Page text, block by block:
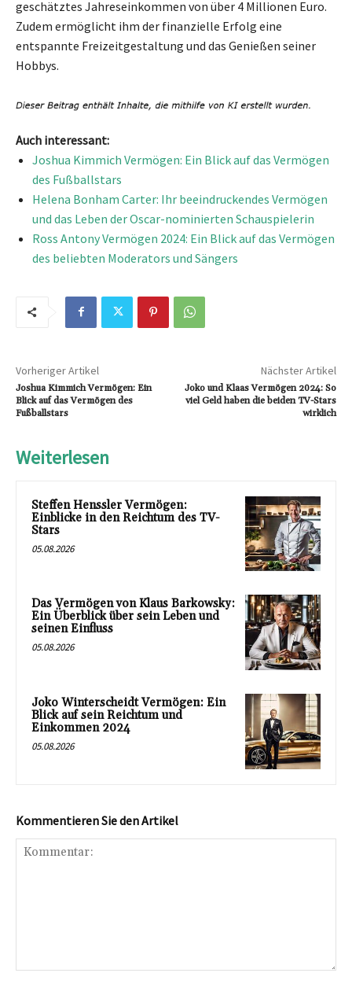
geschätztes Jahreseinkommen von über 4 Millionen Euro.
Zudem ermöglicht ihm der finanzielle Erfolg eine
entspannte Freizeitgestaltung und das Genießen seiner
Hobbys.
Auch interessant:
Joshua Kimmich Vermögen: Ein Blick auf das Vermögen
des Fußballstars
Helena Bonham Carter: Ihr beeindruckendes Vermögen
und das Leben der Oscar-nominierten Schauspielerin
Ross Antony Vermögen 2024: Ein Blick auf das Vermögen
des beliebten Moderators und Sängers
Vorheriger Artikel
Joshua Kimmich Vermögen: Ein
Blick auf das Vermögen des
Fußballstars
Nächster Artikel
Joko und Klaas Vermögen 2024: So
viel Geld haben die beiden TV-Stars
wirklich
Weiterlesen
Steffen Henssler Vermögen:
Einblicke in den Reichtum des TV-
Stars
05.08.2026
Das Vermögen von Klaus Barkowsky:
Ein Überblick über sein Leben und
seinen Einfluss
05.08.2026
Joko Winterscheidt Vermögen: Ein
Blick auf sein Reichtum und
Einkommen 2024
05.08.2026
Kommentieren Sie den Artikel